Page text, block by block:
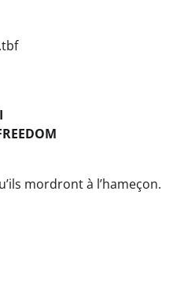
mordront à l’hameçon.